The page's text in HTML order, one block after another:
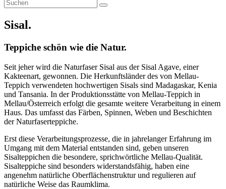
Sisal.
Teppiche schön wie die Natur.
Seit jeher wird die Naturfaser Sisal aus der Sisal Agave, einer
Kakteenart, gewonnen. Die Herkunftsländer des von Mellau-
Teppich verwendeten hochwertigen Sisals sind Madagaskar, Kenia
und Tansania. In der Produktionsstätte von Mellau-Teppich in
Mellau/Österreich erfolgt die gesamte weitere Verarbeitung in einem
Haus. Das umfasst das Färben, Spinnen, Weben und Beschichten
der Naturfaserteppiche.
Erst diese Verarbeitungsprozesse, die in jahrelanger Erfahrung im
Umgang mit dem Material entstanden sind, geben unseren
Sisalteppichen die besondere, sprichwörtliche Mellau-Qualität.
Sisalteppiche sind besonders widerstandsfähig, haben eine
angenehm natürliche Oberflächenstruktur und regulieren auf
natürliche Weise das Raumklima.